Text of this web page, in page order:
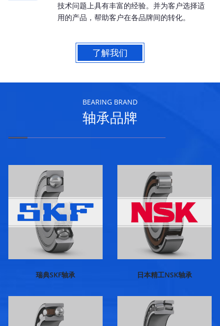
技术问题上具有丰富的经验。并为客户选择适
用的产品，帮助客户在各品牌间的转化。
了解我们
BEARING BRAND
轴承品牌
瑞典SKF轴承 日本精工NSK轴承